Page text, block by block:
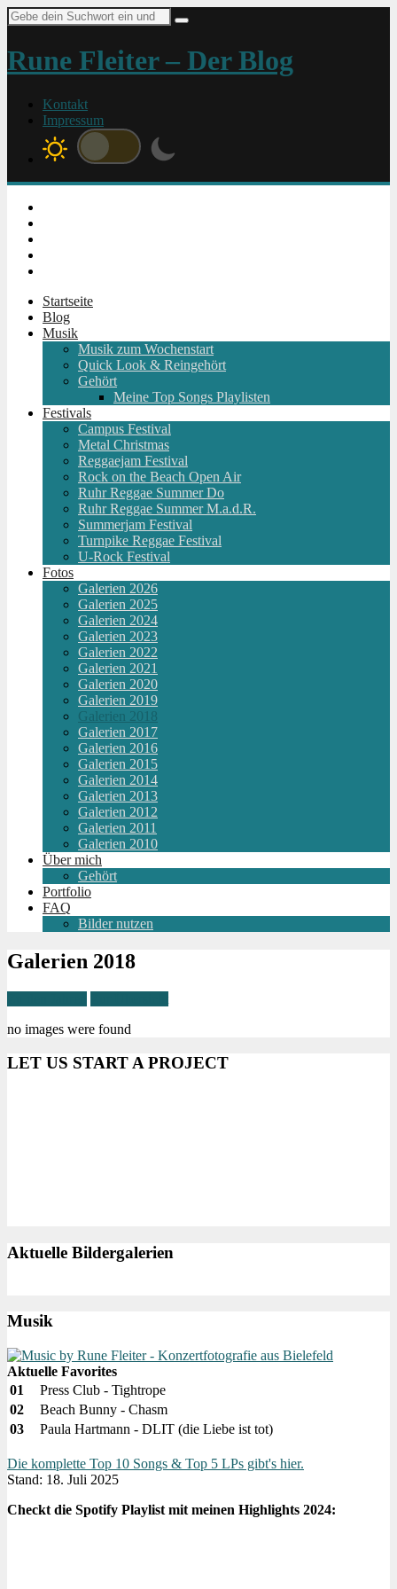
Suche
nach:
Rune Fleiter – Der Blog
Kontakt
Impressum
Startseite
Blog
Musik
Musik zum Wochenstart
Quick Look & Reingehört
Gehört
Meine Top Songs Playlisten
Festivals
Campus Festival
Metal Christmas
Reggaejam Festival
Rock on the Beach Open Air
Ruhr Reggae Summer Do
Ruhr Reggae Summer M.a.d.R.
Summerjam Festival
Turnpike Reggae Festival
U-Rock Festival
Fotos
Galerien 2026
Galerien 2025
Galerien 2024
Galerien 2023
Galerien 2022
Galerien 2021
Galerien 2020
Galerien 2019
Galerien 2018
Galerien 2017
Galerien 2016
Galerien 2015
Galerien 2014
Galerien 2013
Galerien 2012
Galerien 2011
Galerien 2010
Über mich
Gehört
Portfolio
FAQ
Bilder nutzen
Galerien 2018
no images were found
LET US START A PROJECT
Aktuelle Bildergalerien
Musik
Aktuelle Favorites
01
Press Club - Tightrope
02
Beach Bunny - Chasm
03
Paula Hartmann - DLIT (die Liebe ist tot)
Die komplette Top 10 Songs & Top 5 LPs gibt's hier.
Stand: 18. Juli 2025
Checkt die Spotify Playlist mit meinen Highlights 2024: